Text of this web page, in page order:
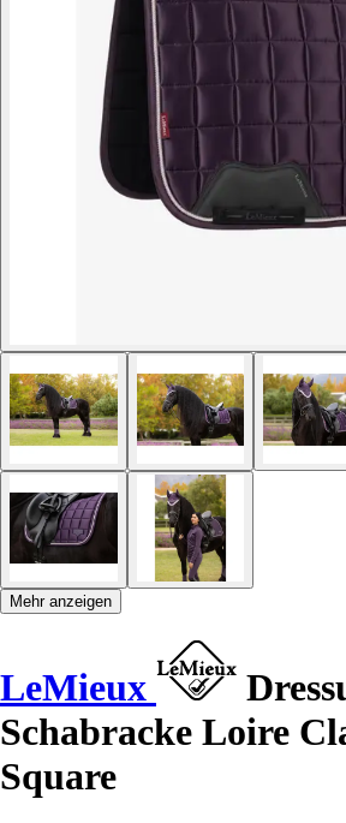
Mehr anzeigen
LeMieux
Schabracke Loire
Square